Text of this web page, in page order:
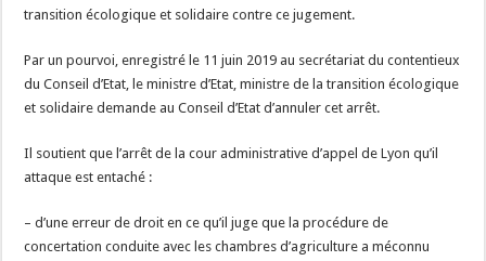
transition écologique et solidaire contre ce jugement.
Par un pourvoi, enregistré le 11 juin 2019 au secrétariat du contentieux
du Conseil d’Etat, le ministre d’Etat, ministre de la transition écologique
et solidaire demande au Conseil d’Etat d’annuler cet arrêt.
Il soutient que l’arrêt de la cour administrative d’appel de Lyon qu’il
attaque est entaché :
– d’une erreur de droit en ce qu’il juge que la procédure de
concertation conduite avec les chambres d’agriculture a méconnu